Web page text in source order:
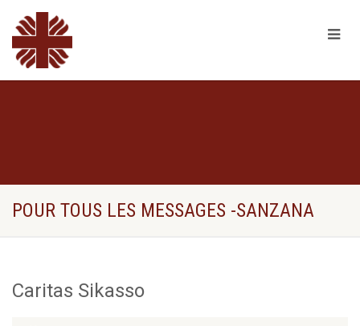
POUR TOUS LES MESSAGES -SANZANA
Caritas Sikasso